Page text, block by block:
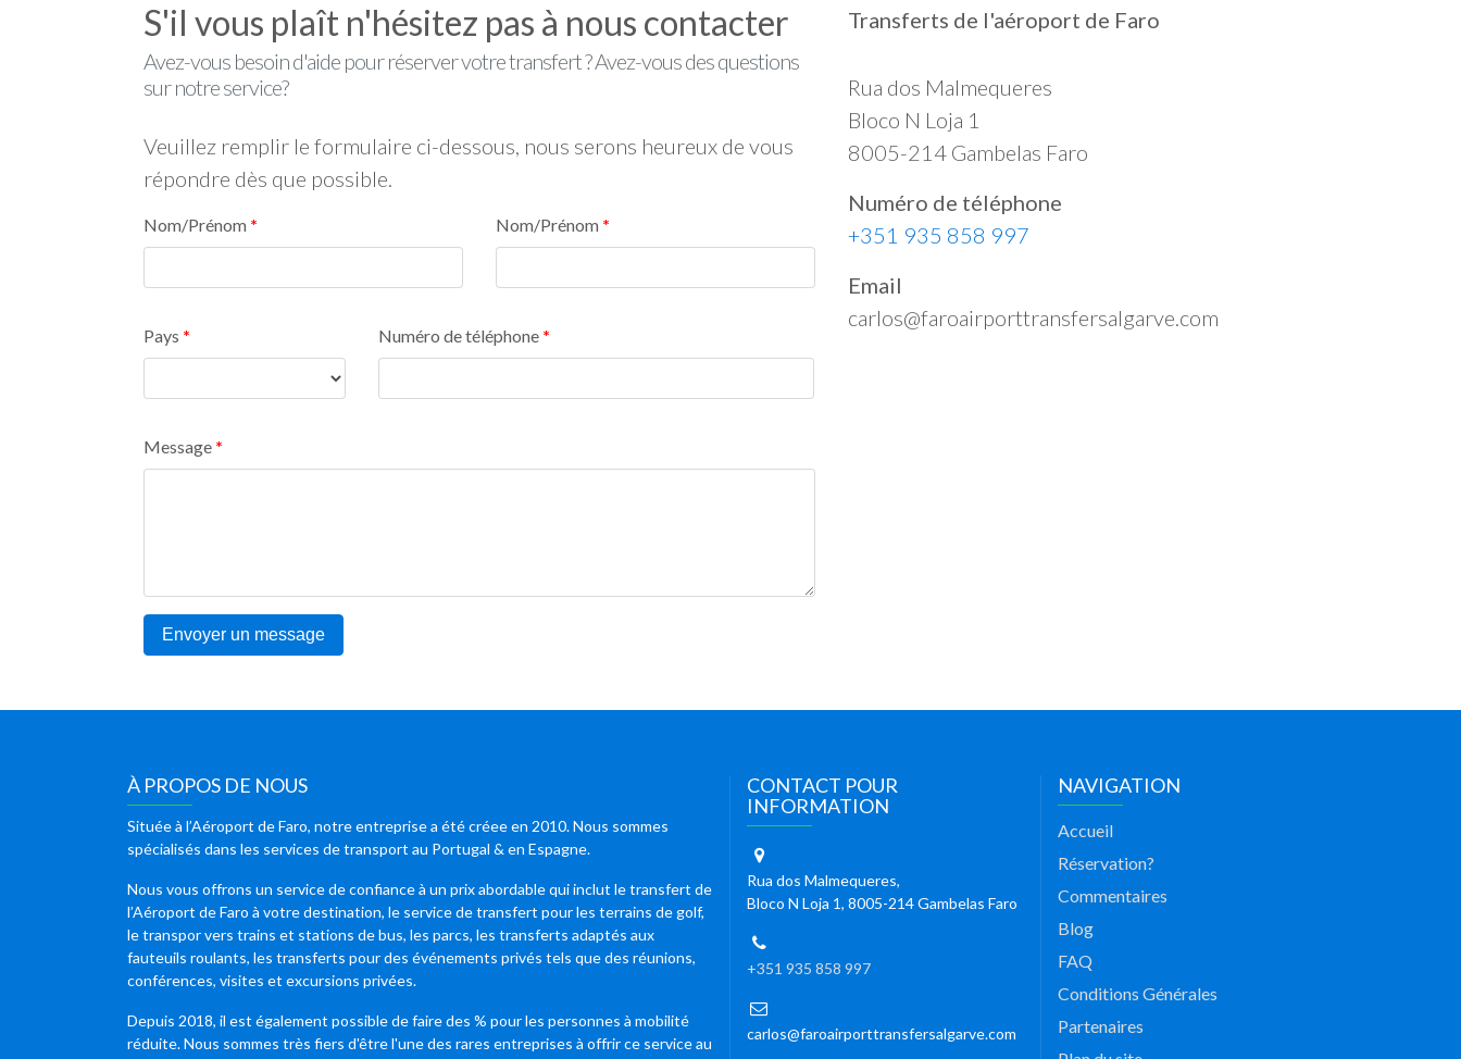
S'il vous plaît n'hésitez pas à nous contacter
Avez-vous besoin d'aide pour réserver votre transfert ? Avez-vous des questions
sur notre service?
Veuillez remplir le formulaire ci-dessous, nous serons heureux de vous
répondre dès que possible.
Nom/Prénom Nom/Prénom
Pays Numéro de téléphone
Message
Envoyer un message
Transferts de l'aéroport de Faro
Rua dos Malmequeres
Bloco N Loja 1
8005-214 Gambelas Faro
Numéro de téléphone
+351 935 858 997
Email
carlos@faroairporttransfersalgarve.com
À PROPOS DE NOUS
Située à l’Aéroport de Faro, notre entreprise a été créee en 2010. Nous sommes
spécialisés dans les services de transport au Portugal & en Espagne.
Nous vous offrons un service de confiance à un prix abordable qui inclut le transfert de
l’Aéroport de Faro à votre destination, le service de transfert pour les terrains de golf,
le transpor vers trains et stations de bus, les parcs, les transferts adaptés aux
fauteuils roulants, les transferts pour des événements privés tels que des réunions,
conférences, visites et excursions privées.
Depuis 2018, il est également possible de faire des % pour les personnes à mobilité
réduite. Nous sommes très fiers d'être l'une des rares entreprises à offrir ce service au
CONTACT POUR
INFORMATION
Rua dos Malmequeres,
Bloco N Loja 1, 8005-214 Gambelas Faro
+351 935 858 997
carlos@faroairporttransfersalgarve.com
NAVIGATION
Accueil
Réservation?
Commentaires
Blog
FAQ
Conditions Générales
Partenaires